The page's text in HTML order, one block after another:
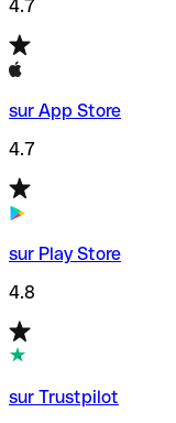
4.7
sur App Store
4.7
sur Play Store
4.8
sur Trustpilot